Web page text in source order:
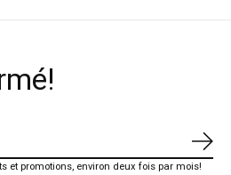
et promotions, environ deux fois par mois!